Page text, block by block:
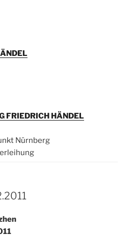
FRIEDRICH HÄNDEL
Nürnberg